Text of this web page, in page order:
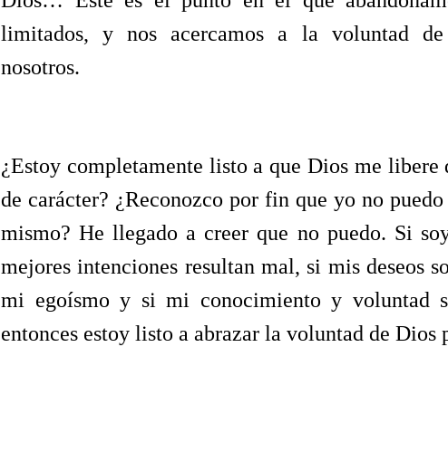
limitados, y nos acercamos a la voluntad
nosotros.
¿Estoy completamente listo a que Dios me libere
de carácter? ¿Reconozco por fin que yo no
mismo? He llegado a creer que no puedo. Si
mejores intenciones resultan mal, si mis deseos
mi egoísmo y si mi conocimiento y voluntad
entonces estoy listo a abrazar la voluntad de Dios